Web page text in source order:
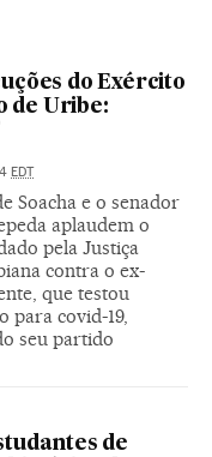
do Exército
de Uribe:
EDT
Soacha e o senador
aplaudem o
pela Justiça
contra o ex-
que testou
para covid-19,
seu partido
de